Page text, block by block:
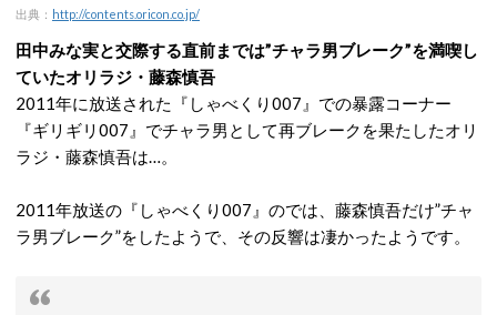
出典： http://contents.oricon.co.jp/
田中みな実と交際する直前までは”チャラ男ブレーク”を満喫し
ていたオリラジ・藤森慎吾
2011年に放送された『しゃべくり007』での暴露コーナー
『ギリギリ007』でチャラ男として再ブレークを果たしたオリ
ラジ・藤森慎吾は…。
2011年放送の『しゃべくり007』のでは、藤森慎吾だけ”チャ
ラ男ブレーク”をしたようで、その反響は凄かったようです。